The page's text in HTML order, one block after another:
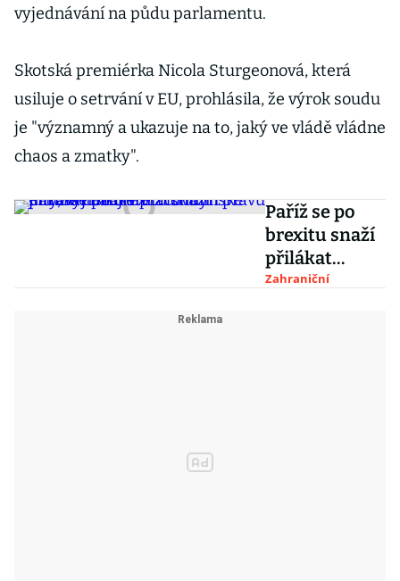
vyjednávání na půdu parlamentu.
Skotská premiérka Nicola Sturgeonová, která
usiluje o setrvání v EU, prohlásila, že výrok soudu
je "významný a ukazuje na to, jaký ve vládě vládne
chaos a zmatky".
Paříž se po
brexitu snaží
přilákat
bankéře z
Zahraniční